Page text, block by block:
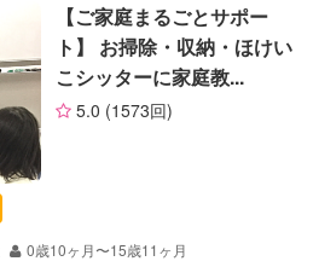
【ご家庭まるごとサポー
ト】 お掃除・収納・ほけい
こシッターに家庭教...
5.0 (1573回)
0歳10ヶ月〜15歳11ヶ月